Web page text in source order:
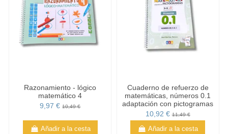
Razonamiento - lógico
matemático 4
9,97 €10,49 €
Añadir a la cesta
Cuaderno de refuerzo de
matemáticas, números 0.1
adaptación con pictogramas
10,92 €11,49 €
Añadir a la cesta